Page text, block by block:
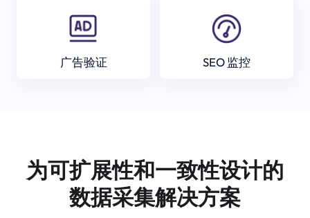
广告验证 SEO 监控
为可扩展性和一致性设计的
数据采集解决方案